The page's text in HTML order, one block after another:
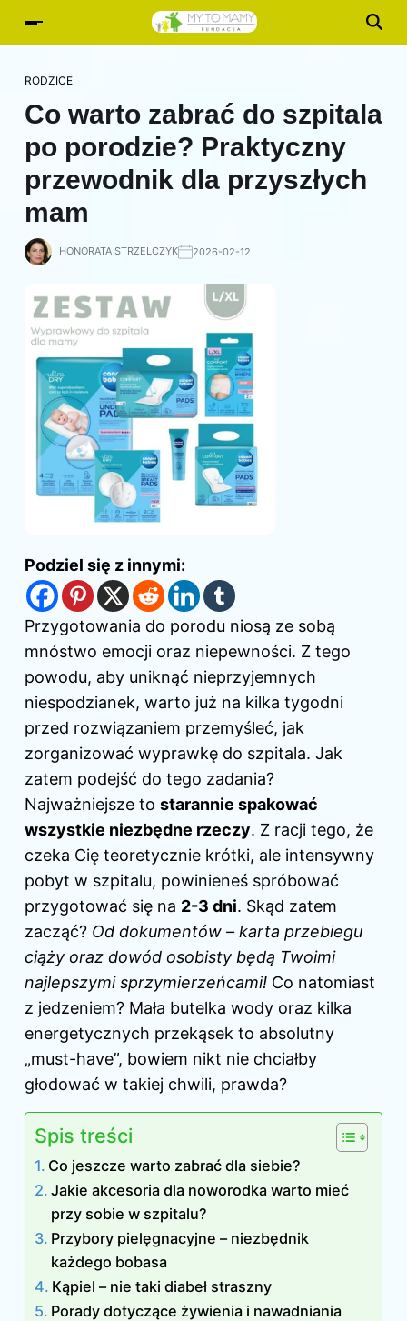
RODZICE
Co warto zabrać do szpitala
po porodzie? Praktyczny
przewodnik dla przyszłych
mam
HONORATA STRZELCZYK 2026-02-12
Podziel się z innymi:
Przygotowania do porodu niosą ze sobą
mnóstwo emocji oraz niepewności. Z tego
powodu, aby uniknąć nieprzyjemnych
niespodzianek, warto już na kilka tygodni
przed rozwiązaniem przemyśleć, jak
zorganizować wyprawkę do szpitala. Jak
zatem podejść do tego zadania?
Najważniejsze to starannie spakować
wszystkie niezbędne rzeczy. Z racji tego, że
czeka Cię teoretycznie krótki, ale intensywny
pobyt w szpitalu, powinieneś spróbować
przygotować się na 2-3 dni. Skąd zatem
zacząć? Od dokumentów – karta przebiegu
ciąży oraz dowód osobisty będą Twoimi
najlepszymi sprzymierzeńcami! Co natomiast
z jedzeniem? Mała butelka wody oraz kilka
energetycznych przekąsek to absolutny
„must-have”, bowiem nikt nie chciałby
głodować w takiej chwili, prawda?
Spis treści
Co jeszcze warto zabrać dla siebie?
Jakie akcesoria dla noworodka warto mieć
przy sobie w szpitalu?
Przybory pielęgnacyjne – niezbędnik
każdego bobasa
Kąpiel – nie taki diabeł straszny
Porady dotyczące żywienia i nawadniania